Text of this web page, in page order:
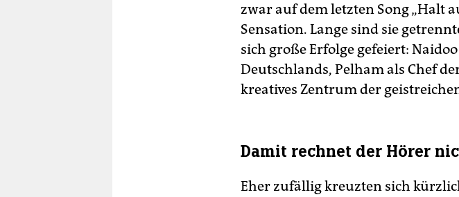
zwar auf dem letzten Song „Halt
Sensation. Lange sind sie
sich große Erfolge gefeiert:
Deutschlands, Pelham als Chef
kreatives Zentrum der
Damit rechnet der Hörer
Eher zufällig kreuzten sich